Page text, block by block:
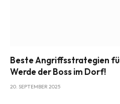
Beste Angriffsstrategien
Werde der Boss im Dorf!
20. SEPTEMBER 2025